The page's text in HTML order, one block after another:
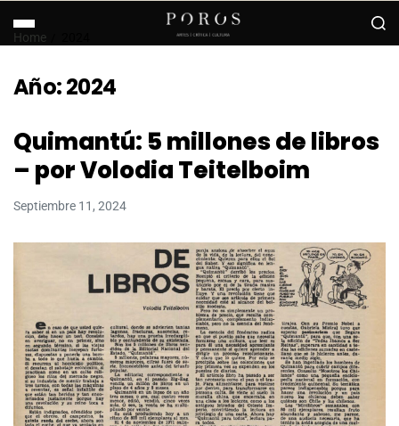
Home
Año:2024
Quimantú: 5 millones de libros
– por Volodia Teitelboim
Septiembre 11, 2024